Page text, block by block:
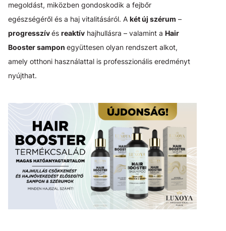
megoldást, miközben gondoskodik a fejbőr
egészségéről és a haj vitalitásáról. A két új szérum –
progresszívés reaktív hajhullásra – valamint a Hair
Booster sampon együttesen olyan rendszert alkot,
amely otthoni használattal is professzionális eredményt
nyújthat.